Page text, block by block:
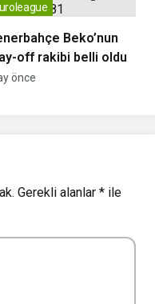
Beko’nun
off rakibi belli oldu
önce
Gerekli alanlar * ile